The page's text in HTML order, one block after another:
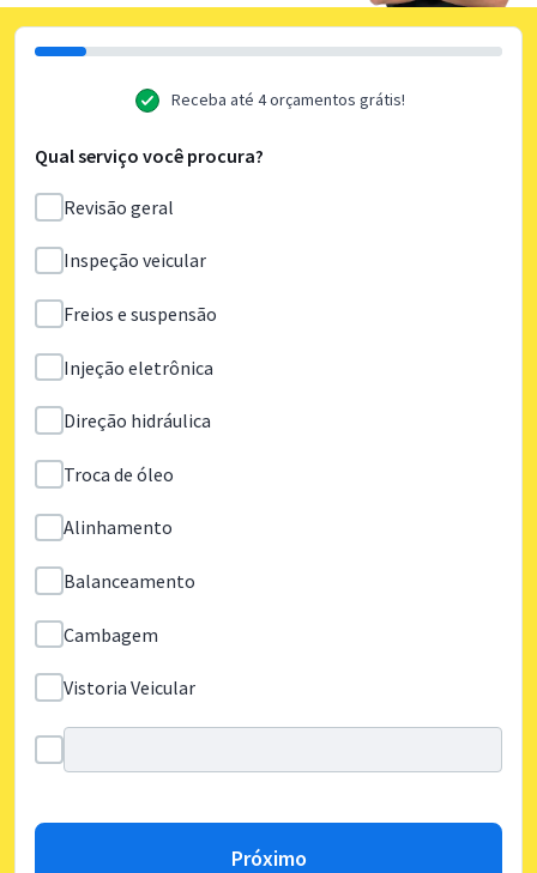
Receba até 4 orçamentos grátis!
Qual serviço você procura?
Revisão geral
Inspeção veicular
Freios e suspensão
Injeção eletrônica
Direção hidráulica
Troca de óleo
Alinhamento
Balanceamento
Cambagem
Vistoria Veicular
Próximo